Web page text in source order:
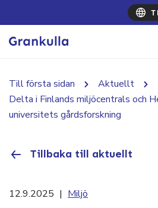
Till första sidan
Aktuellt
Delta i Finlands miljöcentrals och
universitets gårdsforskning
Tillbaka till aktuellt
12.9.2025 | Miljö